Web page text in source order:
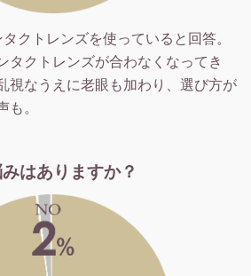
クトレンズを使っていると回答。
タクトレンズが合わなくなってき
視なうえに老眼も加わり、選び方が
も。
はありますか？